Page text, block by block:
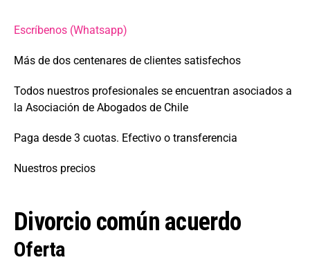
Escríbenos (Whatsapp)
Más de dos centenares de clientes satisfechos
Todos nuestros profesionales se encuentran asociados a
la Asociación de Abogados de Chile
Paga desde 3 cuotas. Efectivo o transferencia
Nuestros precios
Divorcio común acuerdo
Oferta